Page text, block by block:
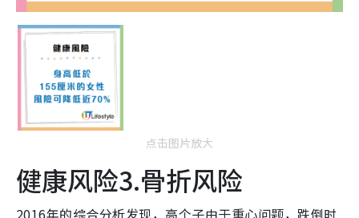
点击图片放大
健康风险3.骨折风险